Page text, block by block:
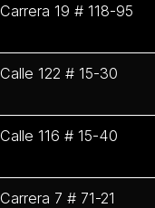
Carrera 19 # 118-95
Calle 122 # 15-30
Calle 116 # 15-40
Carrera 7 # 71-21